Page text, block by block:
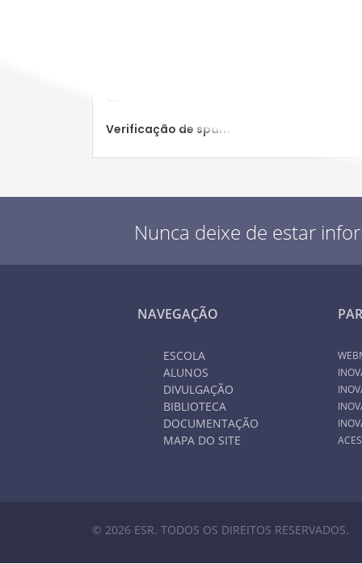
Verificação de spam
Nunca deixe de estar
NAVEGAÇÃO
ESCOLA
ALUNOS
DIVULGAÇÃO
BIBLIOTECA
DOCUMENTAÇÃO
MAPA DO SITE
© 2026 ESR. TODOS OS DIREITOS RESERVADOS.